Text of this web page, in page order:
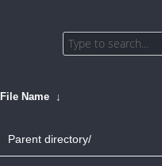
File Name ↓
Parent directory/